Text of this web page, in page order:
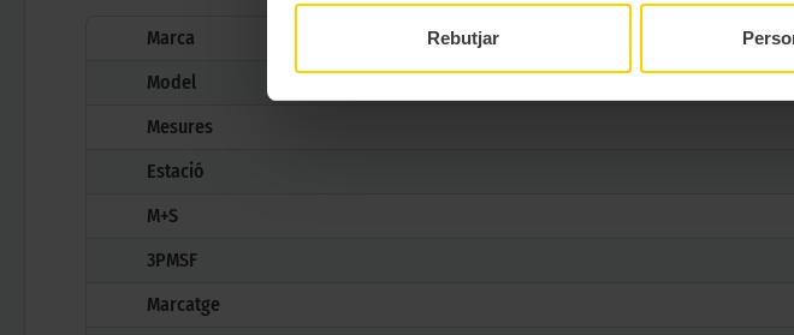
Rebutjar
Marca
Model
Mesures
Estació
M+S
3PMSF
Marcatge